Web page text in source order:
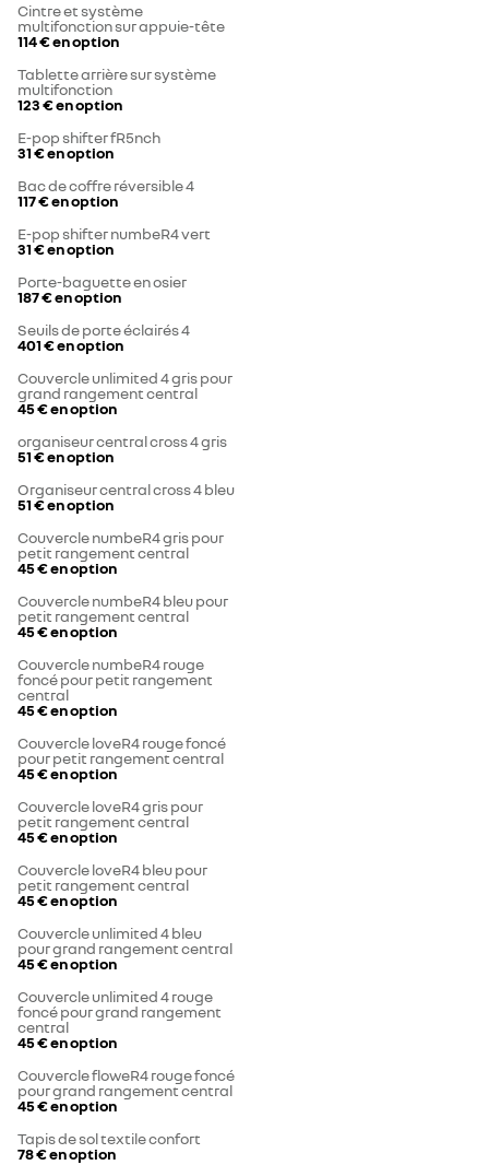
Cintre et système
multifonction sur appuie-tête
114 €en option
Tablette arrière sur système
multifonction
123 €en option
E-pop shifter fR5nch
31 €en option
Bac de coffre réversible 4
117 €en option
E-pop shifter numbeR4 vert
31 €en option
Porte-baguette en osier
187 €en option
Seuils de porte éclairés 4
401 €en option
Couvercle unlimited 4 gris pour
grand rangement central
45 €en option
organiseur central cross 4 gris
51 €en option
Organiseur central cross 4 bleu
51 €en option
Couvercle numbeR4 gris pour
petit rangement central
45 €en option
Couvercle numbeR4 bleu pour
petit rangement central
45 €en option
Couvercle numbeR4 rouge
foncé pour petit rangement
central
45 €en option
Couvercle loveR4 rouge foncé
pour petit rangement central
45 €en option
Couvercle loveR4 gris pour
petit rangement central
45 €en option
Couvercle loveR4 bleu pour
petit rangement central
45 €en option
Couvercle unlimited 4 bleu
pour grand rangement central
45 €en option
Couvercle unlimited 4 rouge
foncé pour grand rangement
central
45 €en option
Couvercle floweR4 rouge foncé
pour grand rangement central
45 €en option
Tapis de sol textile confort
78 €en option